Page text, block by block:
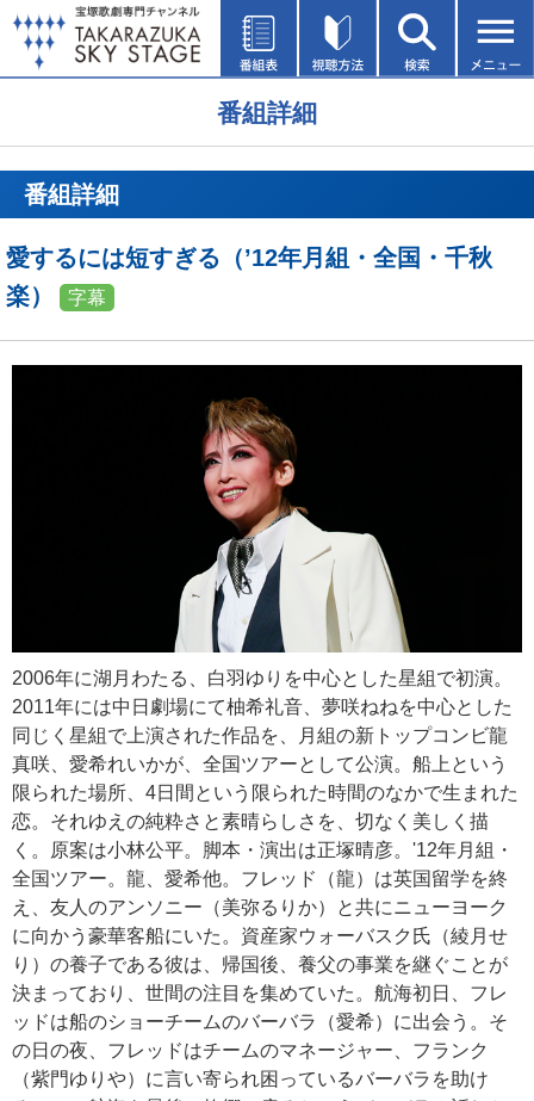
番組詳細
番組詳細
愛するには短すぎる（’12年月組・全国・千秋
楽）
字幕
2006年に湖月わたる、白羽ゆりを中心とした星組で初演。
2011年には中日劇場にて柚希礼音、夢咲ねねを中心とした
同じく星組で上演された作品を、月組の新トップコンビ龍
真咲、愛希れいかが、全国ツアーとして公演。船上という
限られた場所、4日間という限られた時間のなかで生まれた
恋。それゆえの純粋さと素晴らしさを、切なく美しく描
く。原案は小林公平。脚本・演出は正塚晴彦。'12年月組・
全国ツアー。龍、愛希他。フレッド（龍）は英国留学を終
え、友人のアンソニー（美弥るりか）と共にニューヨーク
に向かう豪華客船にいた。資産家ウォーバスク氏（綾月せ
り）の養子である彼は、帰国後、養父の事業を継ぐことが
決まっており、世間の注目を集めていた。航海初日、フレ
ッドは船のショーチームのバーバラ（愛希）に出会う。そ
の日の夜、フレッドはチームのマネージャー、フランク
（紫門ゆりや）に言い寄られ困っているバーバラを助け